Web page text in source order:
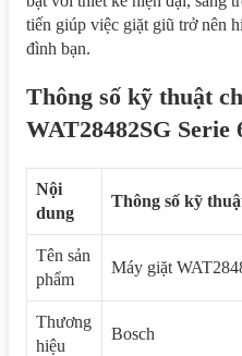
tiến giúp việc giặt giũ trở nên
đình bạn.
Thông số kỹ thuật
WAT28482SG Serie
Nội
dung
Thông số kỹ
Tên sản
phẩm
Máy giặt
Thương
hiệu
Bosch